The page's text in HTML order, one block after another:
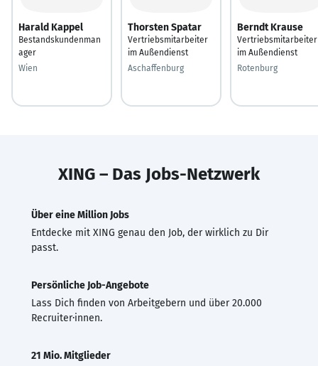
Harald Kappel
Bestandskundenman
ager
Wien
Thorsten Spatar
Vertriebsmitarbeiter
im Außendienst
Aschaffenburg
Berndt Krause
Vertriebsmitarbeiter
im Außendienst
Rotenburg
XING – Das Jobs-Netzwerk
Über eine Million Jobs
Entdecke mit XING genau den Job, der wirklich zu Dir
passt.
Persönliche Job-Angebote
Lass Dich finden von Arbeitgebern und über 20.000
Recruiter·innen.
21 Mio. Mitglieder